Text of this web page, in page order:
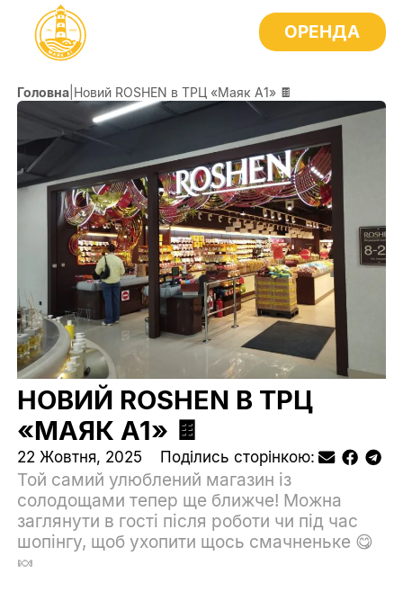
ОРЕНДА
Головна Новий ROSHEN в ТРЦ «Маяк А1» 🍫
НОВИЙ ROSHEN В ТРЦ
«МАЯК А1» 🍫
22 Жовтня, 2025 Поділись сторінкою:
Той самий улюблений магазин із
солодощами тепер ще ближче! Можна
заглянути в гості після роботи чи під час
шопінгу, щоб ухопити щось смачненьке 😋
🍬